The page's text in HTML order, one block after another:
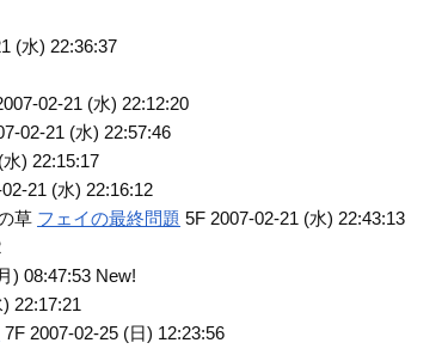
(水) 22:36:37
02-21 (水) 22:12:20
02-21 (水) 22:57:46
) 22:15:17
21 (水) 22:16:12
草 フェイの最終問題 5F 2007-02-21 (水) 22:43:13
) 08:47:53 New!
22:17:21
7F 2007-02-25 (日) 12:23:56